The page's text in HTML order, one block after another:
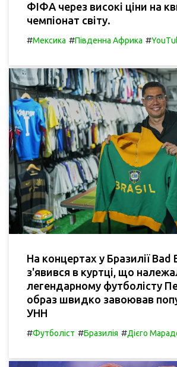
ФІФА через високі ціни на
чемпіонат світу.
#Мексика #Південна Африка #
На концертах у Бразилії Bad
з'явився в куртці, що
легендарному футболісту
образ швидко завоював
УНН
#Футболіст #Бразилія #Дієго